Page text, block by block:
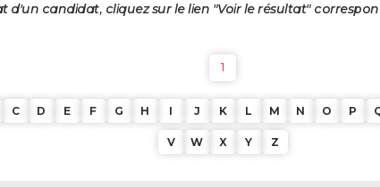
d'un candidat, cliquez sur le lien "Voir le résultat"
1
C D E F G H I J K L M N O P
V W X Y Z